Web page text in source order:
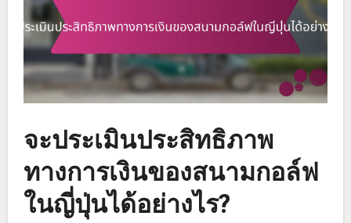
จะประเมินประสิทธิภาพ
ทางการเงินของสนามกอล์ฟ
ในญี่ปุ่นได้อย่างไร?